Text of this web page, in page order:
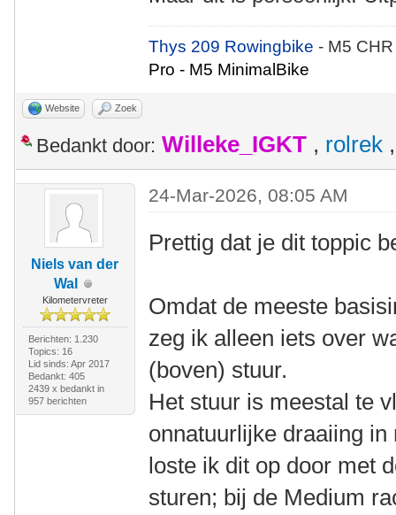
Thys 209 Rowingbike- M5
Pro - M5 MinimalBike
Website Zoek
Bedankt door: Willeke_IGKT , rolrek
Niels van der
Wal
Kilometervreter
Berichten: 1.230
Topics: 16
Lid sinds: Apr 2017
Bedankt: 405
2439 x bedankt in
957 berichten
24-Mar-2026, 08:05 AM
Prettig dat je dit toppic
Omdat de meeste
zeg ik alleen iets over
(boven) stuur.
Het stuur is meestal te
onnatuurlijke draaiing
loste ik dit op door met
sturen; bij de Medium